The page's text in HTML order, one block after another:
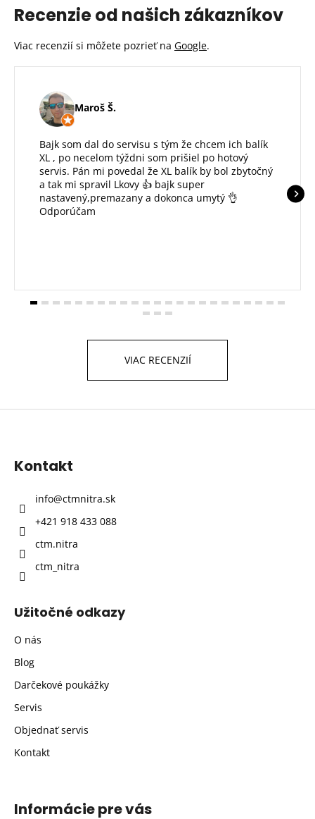
Recenzie od našich zákazníkov
Viac recenzií si môžete pozrieť na Google.
Maroš Š.
Bajk som dal do servisu s tým že chcem ich balík
XL , po necelom týždni som prišiel po hotový
servis. Pán mi povedal že XL balík by bol zbytočný
a tak mi spravil Lkovy 👍 bajk super
nastavený,premazany a dokonca umytý 👌
Odporúčam
VIAC RECENZIÍ
Z
Kontakt
info@ctmnitra.sk
+421 918 433 088
ctm.nitra
ctm_nitra
Užitočné odkazy
O nás
Blog
Darčekové poukážky
Servis
Objednať servis
Kontakt
Informácie pre vás